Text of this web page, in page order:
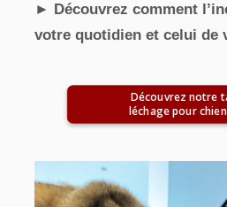
► Découvrez comment
votre quotidien et celui de
Découvrez notre
léchage pour